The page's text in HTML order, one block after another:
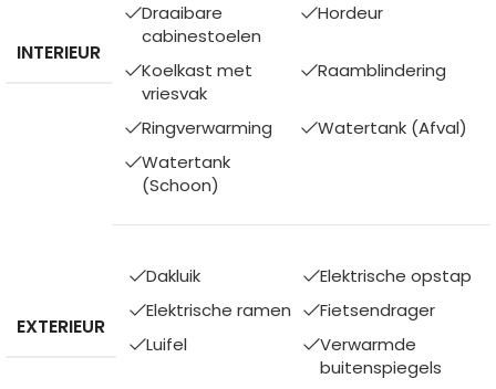
INTERIEUR
Draaibare
cabinestoelen
Hordeur
Koelkast met
vriesvak
Raamblindering
Ringverwarming
Watertank (Afval)
Watertank
(Schoon)
EXTERIEUR
Dakluik
Elektrische opstap
Elektrische ramen
Fietsendrager
Luifel
Verwarmde
buitenspiegels